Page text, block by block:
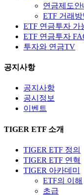
연금제도안
ETF 거래방
ETF 연금투자 가
ETF 연금투자
투자와 연금TV
공지사항
공지사항
공시정보
이벤트
TIGER ETF 소개
TIGER ETF 정의
TIGER ETF 연혁
TIGER 아카데미
ETF의 이해
초급